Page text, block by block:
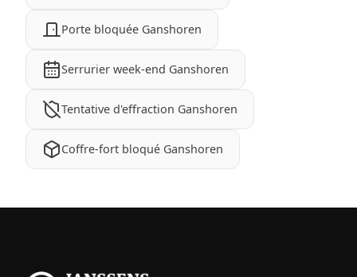
Porte bloquée Ganshoren
Serrurier week-end Ganshoren
Tentative d'effraction Ganshoren
Coffre-fort bloqué Ganshoren